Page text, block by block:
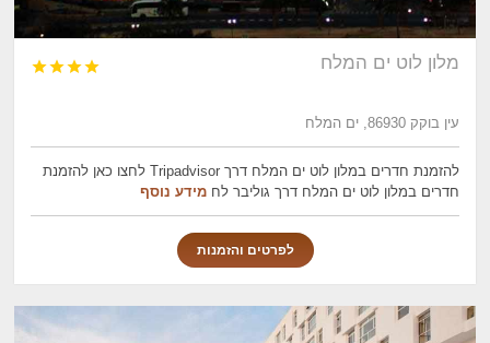
מלון לוט ים המלח 



עין בוקק 86930, ים המלח
להזמנת חדרים במלון לוט ים המלח דרך Tripadvisor לחצו כאן להזמנת
חדרים במלון לוט ים המלח דרך גוליבר לחמידע נוסף
לפרטים והזמנות